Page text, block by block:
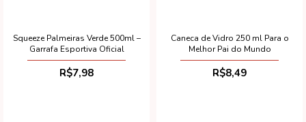
Squeeze Palmeiras Verde 500ml –
Garrafa Esportiva Oficial
R$7,98
Caneca de Vidro 250 ml Para o
Melhor Pai do Mundo
R$8,49